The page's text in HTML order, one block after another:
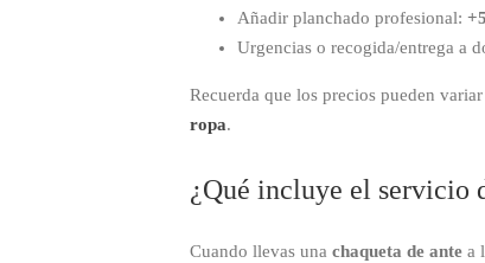
Añadir planchado profesional:
Urgencias o recogida/entrega a
Recuerda que los precios pueden
ropa.
¿Qué incluye el servicio
Cuando llevas una chaqueta de ante a